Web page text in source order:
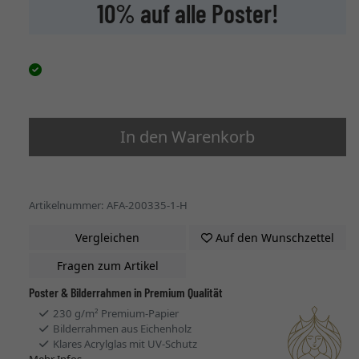
10% auf alle Poster!
In den Warenkorb
Artikelnummer: AFA-200335-1-H
Vergleichen
Auf den Wunschzettel
Fragen zum Artikel
Poster & Bilderrahmen in Premium Qualität
230 g/m² Premium-Papier
Bilderrahmen aus Eichenholz
Klares Acrylglas mit UV-Schutz